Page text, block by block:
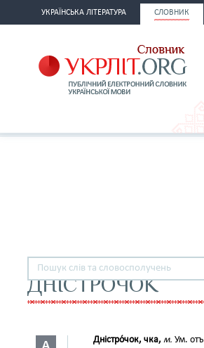
УКРАЇНСЬКА ЛІТЕРАТУРА СЛОВНИК
ДНІСТРОЧОК
Дністро́чок, чка, м. Ум. отъ